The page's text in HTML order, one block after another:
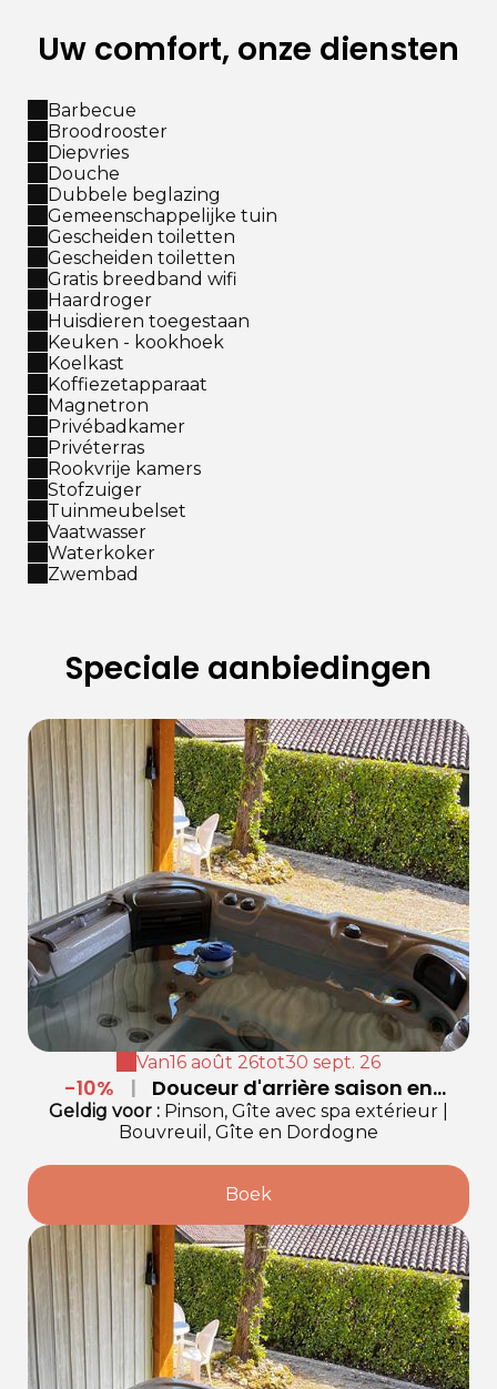
Uw comfort, onze diensten
Barbecue
Broodrooster
Diepvries
Douche
Dubbele beglazing
Gemeenschappelijke tuin
Gescheiden toiletten
Gescheiden toiletten
Gratis breedband wifi
Haardroger
Huisdieren toegestaan
Keuken - kookhoek
Koelkast
Koffiezetapparaat
Magnetron
Privébadkamer
Privéterras
Rookvrije kamers
Stofzuiger
Tuinmeubelset
Vaatwasser
Waterkoker
Zwembad
Speciale aanbiedingen
Van16 août 26tot30 sept. 26
-10% |
Dordogne
Geldig voor : Pinson, Gîte avec spa extérieur
Bouvreuil, Gîte en Dordogne
Boek